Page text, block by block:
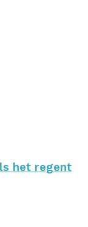
het regent